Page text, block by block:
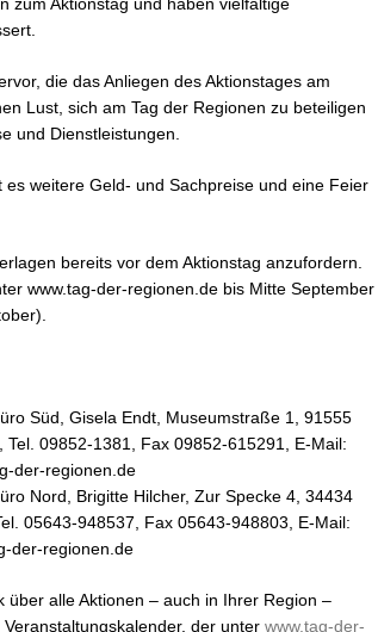
zum Aktionstag und haben vielfältige
die das Anliegen des Aktionstages am
Lust, sich am Tag der Regionen zu beteiligen
und Dienstleistungen.
weitere Geld- und Sachpreise und eine Feier
bereits vor dem Aktionstag anzufordern.
www.tag-der-regionen.de bis Mitte September
Süd, Gisela Endt, Museumstraße 1, 91555
Tel. 09852-1381, Fax 09852-615291, E-Mail:
der-regionen.de
Nord, Brigitte Hilcher, Zur Specke 4, 34434
05643-948537, Fax 05643-948803, E-Mail:
der-regionen.de
über alle Aktionen – auch in Ihrer Region –
der unter www.tag-der-